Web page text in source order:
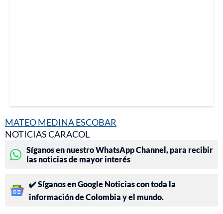
MATEO MEDINA ESCOBAR
NOTICIAS CARACOL
Síganos en nuestro WhatsApp Channel, para recibir
las noticias de mayor interés
✔️ Síganos en Google Noticias con toda la
información de Colombia y el mundo.